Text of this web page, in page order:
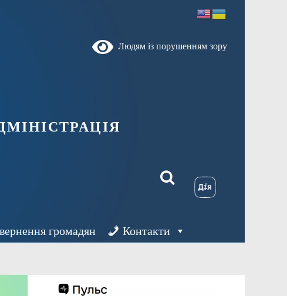
Людям із порушенням зору
громадян Контакти